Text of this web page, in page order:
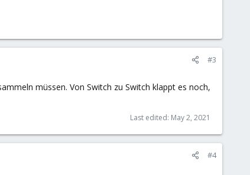
#3
müssen. Von Switch zu Switch klappt es noch,
Last edited: May 2, 2021
#4